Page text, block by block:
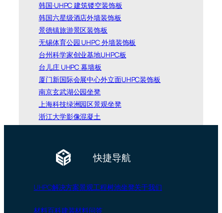
韩国·UHPC 建筑镂空装饰板
韩国六星级酒店外墙装饰板
景德镇旅游景区装饰板
无锡体育公园 UHPC 外墙装饰板
台州科学家创业基地UHPC板
台儿庄 UHPC 幕墙板
厦门新国际会展中心外立面UHPC装饰板
南京玄武湖公园坐凳
上海科技绿洲园区景观坐凳
浙江大学影像混凝土
快捷导航
UHPC解决方案景观工程树池坐凳关于我们
材料百科建装材料问答